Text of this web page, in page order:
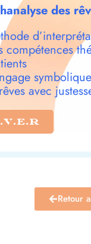
des
compétences
avec
Retour